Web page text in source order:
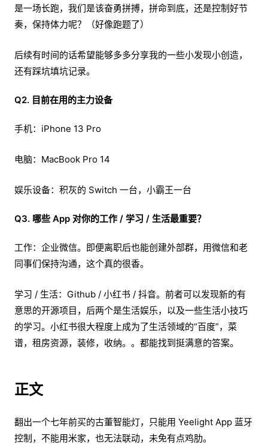
是一场长跑，我们是该奋勇拼搏，拼命到底，还是控制好节
奏，保持体力呢？（好像跑题了）
后续有时间的话希望能够多多分享我的一些小发现小创造，
还有踩坑填坑记录。
Q2. 目前在用的主力设备
手机：iPhone 13 Pro
电脑：MacBook Pro 14
娱乐设备：积灰的 Switch 一台，小霸王一台
Q3. 哪些 App 对你的工作 / 学习 / 生活最重要？
工作：企业微信。即便离职后也能创建外部群，用微信和老
同事们保持沟通，这个真的很香。
学习 / 生活：Github / 小红书 / 抖音。前者可以发现新的有
意思的开源项目，后两个是生活娱乐，以及一些生活小技巧
的学习。小红书很大程度上成为了生活领域的“百度”，菜
谱，租房资源，装修，收纳。。都能找到挺满意的答案。
正文
翻出一个七年前买的古董智能灯，只能用 Yeelight App 蓝牙
控制，不能用米家，也无法联动，未免有点鸡肋。